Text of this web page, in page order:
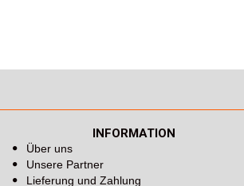
INFORMATION
Über uns
Unsere Partner
Lieferung und Zahlung